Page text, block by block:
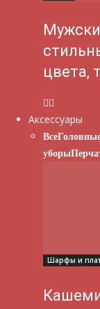
цвета,
Аксессуары
Все
уборы
Шарфы и